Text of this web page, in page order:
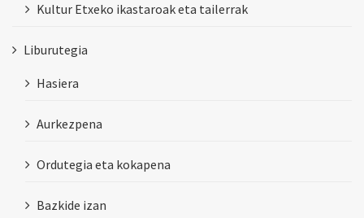
Kultur Etxeko ikastaroak eta tailerrak
Liburutegia
Hasiera
Aurkezpena
Ordutegia eta kokapena
Bazkide izan